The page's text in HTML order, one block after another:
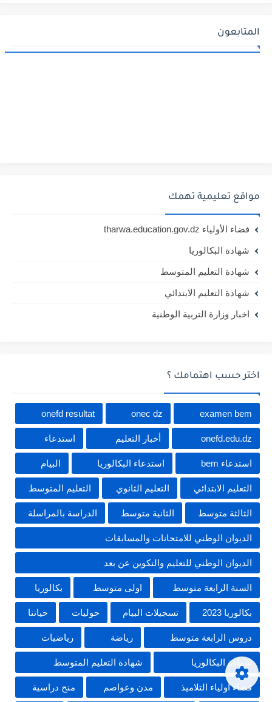
المتابعون
مواقع تعليمية تهمك
فضاء الأولياء tharwa.education.gov.dz
شهادة البكالوريا
شهادة التعليم المتوسط
شهادة التعليم الابتدائي
اخبار وزارة التربية الوطنية
اختر حسب اهتمامك ؟
examen bem
onec dz
onefd resultat
onefd.edu.dz أخبار التعليم استدعاء
استدعاء bem استدعاء البكالوريا البيام
التعليم الابتدائي التعليم الثانوي التعليم المتوسط
الثالثة متوسط الثانية متوسط الدراسة بالمراسلة
الديوان الوطني للامتحانات والمسابقات
الديوان الوطني للتعليم والتكوين عن بعد
السنة الرابعة متوسط اولى متوسط بكالوريا
بكالوريا 2023 تسجيلات البيام حوليات حياتنا
دروس الرابعة متوسط رياضة رياضيات
شهادة البكالوريا شهادة التعليم المتوسط
فضاء أولياء التلاميذ مدن وعواصم منح دراسية